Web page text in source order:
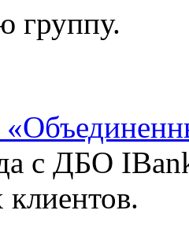
группу.
с ДБО